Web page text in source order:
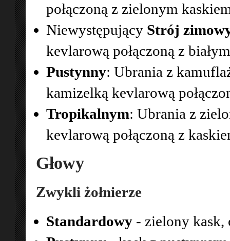
połączoną z zielonym
Niewystępujący Strój
kevlarową połączoną z
Pustynny: Ubrania z
kamizelką kevlarową
Tropikalnym: Ubrania z
kevlarową połączoną z
Głowy
Zwykli żołnierze
Standardowy - zielony kask,